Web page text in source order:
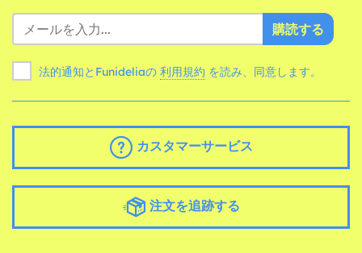
購読する
法的通知とFunideliaの 利用規約 を読み、同意します。
カスタマーサービス
注文を追跡する